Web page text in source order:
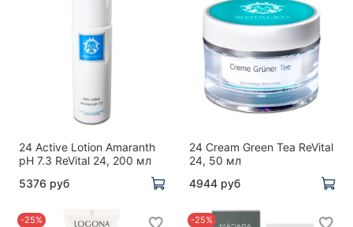
24 Active Lotion Amaranth
pH 7.3 ReVital 24, 200 мл
5376 руб
24 Cream Green Tea ReVital
24, 50 мл
4944 руб
-25% -25%